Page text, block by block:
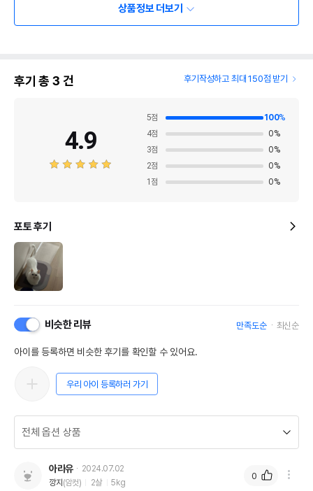
보호가이드로 발톱튐 방지 !
법에 의한 인증,허가 등을
받았음을 확인할수 있는
경우 그에 대한 사항
제조국 또는 원산지
수입자를 함께 표기
또는 소비자상담 관련
어바웃펫 // 1644-9601
유통기한
유통기한이 최소 2026.12.07이거나 그
상품정보 더보기
후기 총 3 건 후기작성하고 최대 150점 받기
4.9
5점 100%
4점 0%
3점 0%
2점 0%
1 점 0%
포토 후기
비슷한 리뷰 만족도순 최신순
아이를 등록하면 비슷한 후기를 확인할 수 있어요.
우리 아이 등록하러 가기
아라유
2024.07.02
깡지 (암컷) 2살 5kg
0